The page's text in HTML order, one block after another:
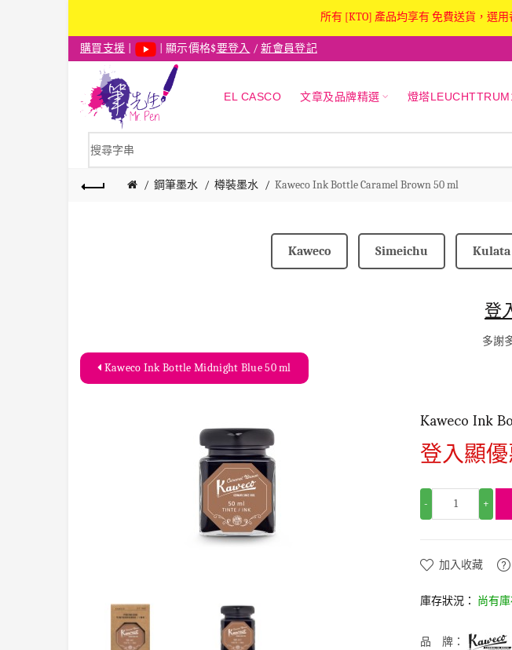
所有 [KTO] 產品均享有 免費送貨，選用
購買支援 | 顯示價格$要登入 /新會員登記
EL CASCO 文章及品牌精選 燈塔
鋼筆墨水 樽裝墨水 Kaweco Ink Bottle Caramel Brown 50 ml
Kaweco Simeichu
登
多謝
Kaweco Ink Bottle Midnight Blue 50 ml
Kaweco Ink
登入顯優
- +
加入收藏
庫存狀況： 尚有
品 牌：